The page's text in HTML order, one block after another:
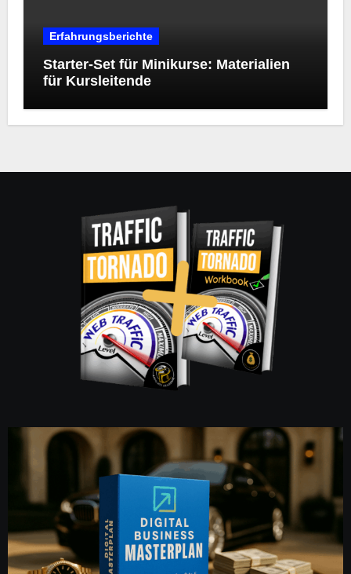
Erfahrungsberichte
Starter‑Set für Minikurse: Materialien
für Kursleitende